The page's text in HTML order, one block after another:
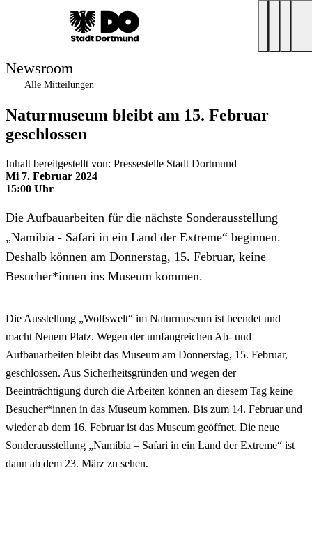
Newsroom
Alle Mitteilungen
Naturmuseum bleibt am 15. Februar
geschlossen
Inhalt bereitgestellt von: Pressestelle Stadt Dortmund
Mi 7. Februar 2024
15:00 Uhr
Die Aufbauarbeiten für die nächste Sonderausstellung
„Namibia - Safari in ein Land der Extreme“ beginnen.
Deshalb können am Donnerstag, 15. Februar, keine
Besucher*innen ins Museum kommen.
Die Ausstellung „Wolfswelt“ im Naturmuseum ist beendet und
macht Neuem Platz. Wegen der umfangreichen Ab- und
Aufbauarbeiten bleibt das Museum am Donnerstag, 15. Februar,
geschlossen. Aus Sicherheitsgründen und wegen der
Beeinträchtigung durch die Arbeiten können an diesem Tag keine
Besucher*innen in das Museum kommen. Bis zum 14. Februar und
wieder ab dem 16. Februar ist das Museum geöffnet. Die neue
Sonderausstellung „Namibia – Safari in ein Land der Extreme“ ist
dann ab dem 23. März zu sehen.